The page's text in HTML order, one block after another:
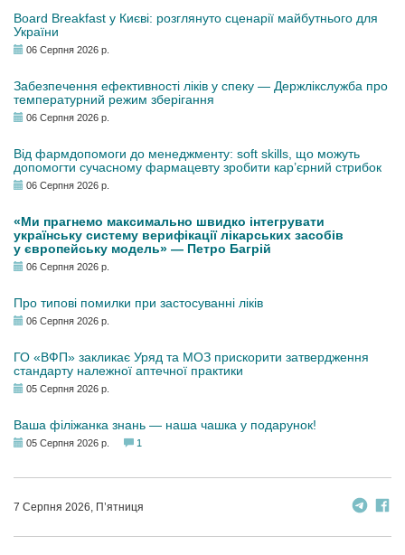
Board Breakfast у Києві: розглянуто сценарії майбутнього для
України
06 Серпня 2026 р.
Забезпечення ефективності ліків у спеку — Держлікслужба про
температурний режим зберігання
06 Серпня 2026 р.
Від фармдопомоги до менеджменту: soft skills, що можуть
допомогти сучасному фармацевту зробити кар’єрний стрибок
06 Серпня 2026 р.
«Ми прагнемо максимально швидко інтегрувати
українську систему верифікації лікарських засобів
у європейську модель» — Петро Багрій
06 Серпня 2026 р.
Про типові помилки при застосуванні ліків
06 Серпня 2026 р.
ГО «ВФП» закликає Уряд та МОЗ прискорити затвердження
стандарту належної аптечної практики
05 Серпня 2026 р.
Ваша філіжанка знань — наша чашка у подарунок!
05 Серпня 2026 р. 1
7 Серпня 2026, П’ятниця